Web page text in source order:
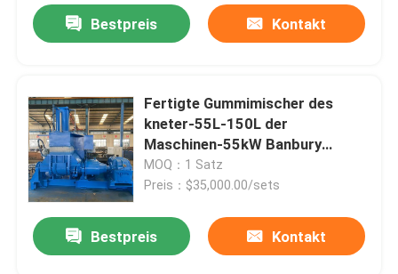
Bestpreis Kontakt
Fertigte Gummimischer des
kneter-55L-150L der
Maschinen-55kW Banbury
besonders an
MOQ：1 Satz
Preis：$35,000.00/sets
Bestpreis Kontakt